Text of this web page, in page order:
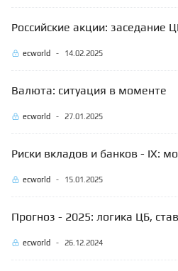
Российские акции: заседание
ecworld - 14.02.2025
Валюта: ситуация в моменте
ecworld - 27.01.2025
Риски вкладов и банков - IX:
ecworld - 15.01.2025
Прогноз - 2025: логика ЦБ,
ecworld - 26.12.2024